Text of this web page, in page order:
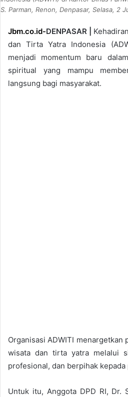
S. Parman, Renon, Denpasar, Selasa, 2
Jbm.co.id-DENPASAR |
dan Tirta Yatra Indonesia
menjadi momentum baru
spiritual yang mampu
langsung bagi masyarakat.
Organisasi ADWITI menargetkan
wisata dan tirta yatra melalui
profesional, dan berpihak kepada
Untuk itu, Anggota DPD RI, Dr.